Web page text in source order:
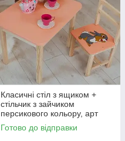
Класичні стіл з ящиком +
стільчик з зайчиком
персикового кольору, арт
5431, 4031
Готово до відправки